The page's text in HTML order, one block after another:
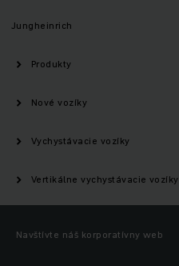
Jungheinrich
Produkty
Nové vozíky
Vychystávacie vozíky
Vertikálne vychystávacie vozíky
Navštívte náš korporatívny web